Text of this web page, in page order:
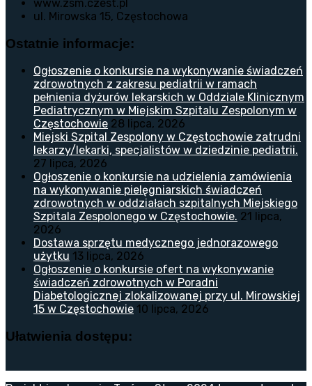
www.zsm.czest.pl
ul. Mirowska 15, Częstochowa
Ostatnie informacje:
Ogłoszenie o konkursie na wykonywanie świadczeń
zdrowotnych z zakresu pediatrii w ramach
pełnienia dyżurów lekarskich w Oddziale Klinicznym
Pediatrycznym w Miejskim Szpitalu Zespolonym w
Częstochowie 28 lipca, 2026
Miejski Szpital Zespolony w Częstochowie zatrudni
lekarzy/lekarki, specjalistów w dziedzinie pediatrii.
27 lipca, 2026
Ogłoszenie o konkursie na udzielenia zamówienia
na wykonywanie pielęgniarskich świadczeń
zdrowotnych w oddziałach szpitalnych Miejskiego
Szpitala Zespolonego w Częstochowie. 21 lipca,
2026
Dostawa sprzętu medycznego jednorazowego
użytku 13 lipca, 2026
Ogłoszenie o konkursie ofert na wykonywanie
świadczeń zdrowotnych w Poradni
Diabetologicznej zlokalizowanej przy ul. Mirowskiej
15 w Częstochowie 10 lipca, 2026
Ułatwienia dostępu: